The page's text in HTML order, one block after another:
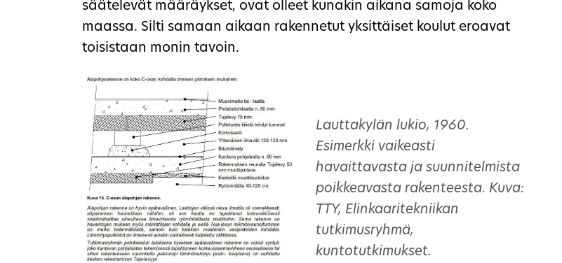
säätelevät määräykset, ovat olleet kunakin aikana samoja koko
maassa. Silti samaan aikaan rakennetut yksittäiset koulut eroavat
toisistaan monin tavoin.
Lauttakylän lukio, 1960.
Esimerkki vaikeasti
havaittavasta ja suunnitelmista
poikkeavasta rakenteesta. Kuva:
TTY, Elinkaaritekniikan
tutkimusryhmä,
kuntotutkimukset.